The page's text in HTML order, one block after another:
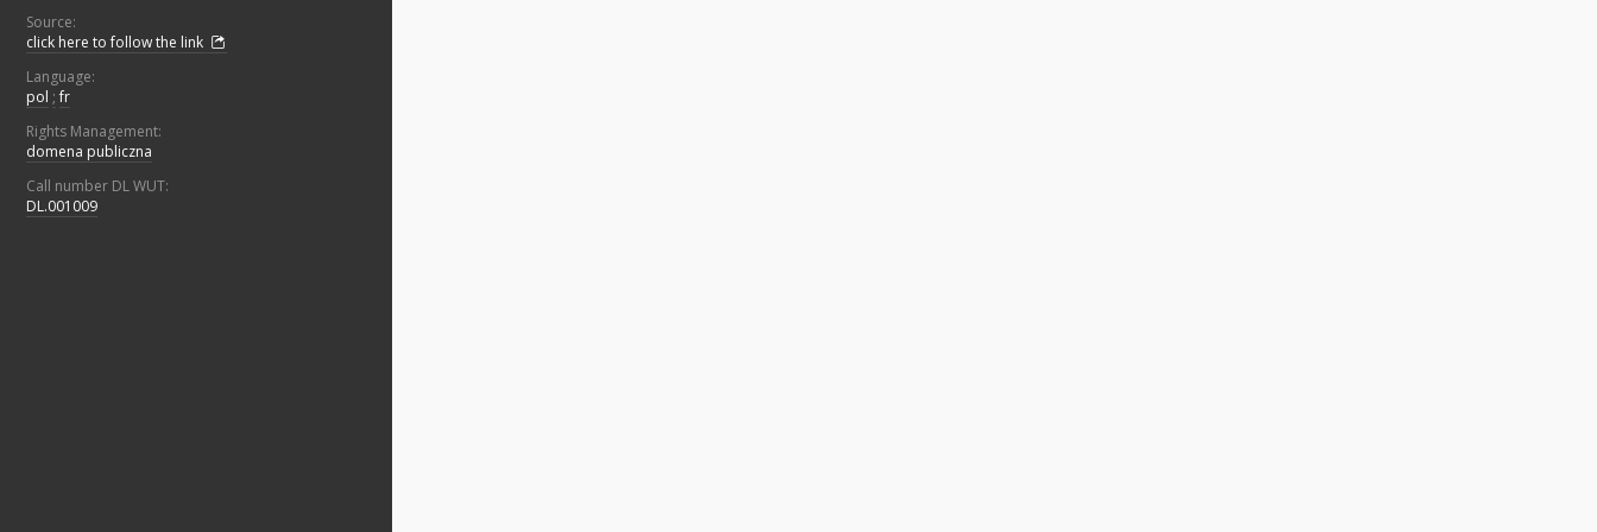
Source:
click here to follow the link
Language:
pol ; fr
Rights Management:
domena publiczna
Call number DL WUT:
DL.001009